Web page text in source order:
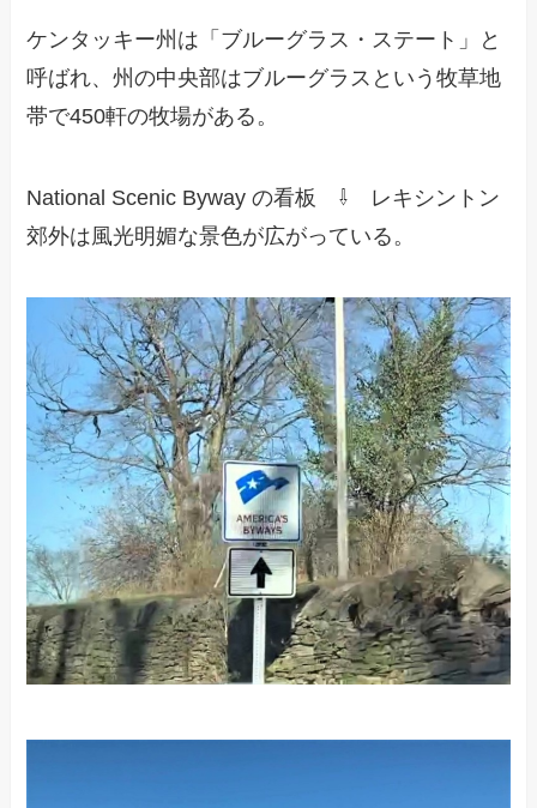
ケンタッキー州は「ブルーグラス・ステート」と
呼ばれ、州の中央部はブルーグラスという牧草地
帯で450軒の牧場がある。
National Scenic Byway の看板 ⇩ レキシントン
郊外は風光明媚な景色が広がっている。